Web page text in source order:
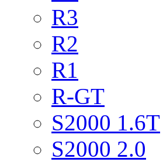
R3
R2
R1
R-GT
S2000 1.6T
S2000 2.0